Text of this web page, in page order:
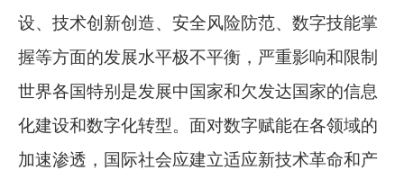
设、技术创新创造、安全风险防范、数字技能掌
握等方面的发展水平极不平衡，严重影响和限制
世界各国特别是发展中国家和欠发达国家的信息
化建设和数字化转型。面对数字赋能在各领域的
加速渗透，国际社会应建立适应新技术革命和产